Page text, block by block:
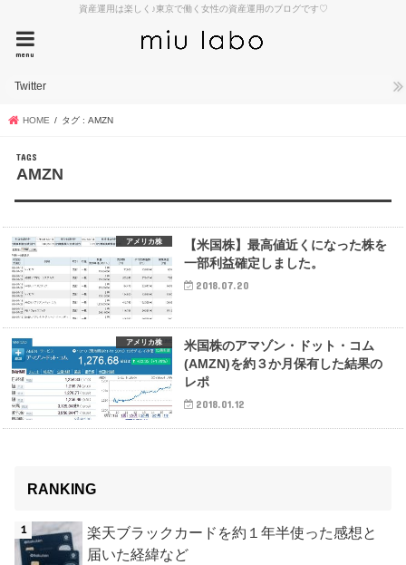
資産運用は楽しく♪東京で働く女性の資産運用のブログです♡
menu
Twitter
HOME タグ : AMZN
AMZN
アメリカ株
【米国株】最高値近くになった株を
一部利益確定しました。
2018.07.20
アメリカ株
米国株のアマゾン・ドット・コム
(AMZN)を約３か月保有した結果の
レポ
2018.01.12
RANKING
楽天ブラックカードを約１年半使った感想と
届いた経緯など